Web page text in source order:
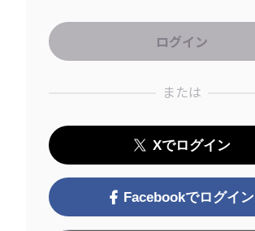
または
Xでログイン
Facebookでログイン